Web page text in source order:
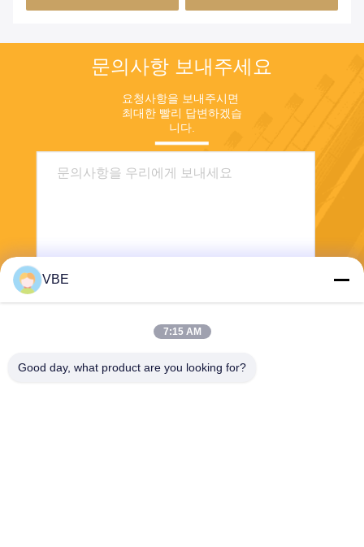
문의사항 보내주세요
요청사항을 보내주시면
최대한 빨리 답변하겠습
니다.
VBE
7:15 AM
Good day, what product are you looking for?